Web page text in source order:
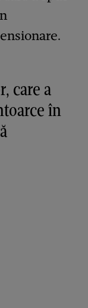
care a
în